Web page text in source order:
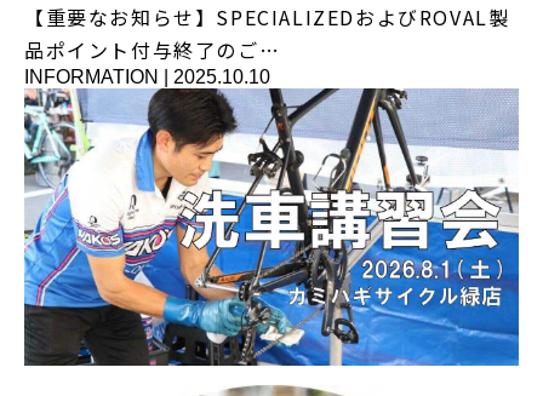
【重要なお知らせ】SPECIALIZEDおよびROVAL製
品ポイント付与終了のご…
INFORMATION 2025.10.10